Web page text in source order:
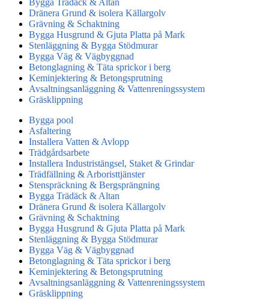
Bygga Trädäck & Altan
Dränera Grund & isolera Källargolv
Grävning & Schaktning
Bygga Husgrund & Gjuta Platta på Mark
Stenläggning & Bygga Stödmurar
Bygga Väg & Vägbyggnad
Betonglagning & Täta sprickor i berg
Keminjektering & Betongsprutning
Avsaltningsanläggning & Vattenreningssystem
Gräsklippning
Bygga pool
Asfaltering
Installera Vatten & Avlopp
Trädgårdsarbete
Installera Industristängsel, Staket & Grindar
Trädfällning & Arboristtjänster
Stenspräckning & Bergsprängning
Bygga Trädäck & Altan
Dränera Grund & isolera Källargolv
Grävning & Schaktning
Bygga Husgrund & Gjuta Platta på Mark
Stenläggning & Bygga Stödmurar
Bygga Väg & Vägbyggnad
Betonglagning & Täta sprickor i berg
Keminjektering & Betongsprutning
Avsaltningsanläggning & Vattenreningssystem
Gräsklippning